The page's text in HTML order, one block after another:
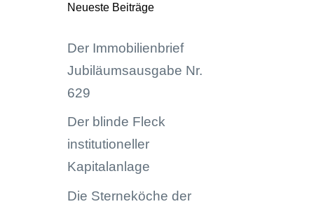
Neueste Beiträge
Der Immobilienbrief
Jubiläumsausgabe Nr.
629
Der blinde Fleck
institutioneller
Kapitalanlage
Die Sterneköche der